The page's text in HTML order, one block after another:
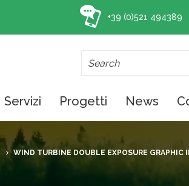
+39 (0)521 494389
Servizi Progetti News
WIND TURBINE DOUBLE EXPOSURE GRAPHIC